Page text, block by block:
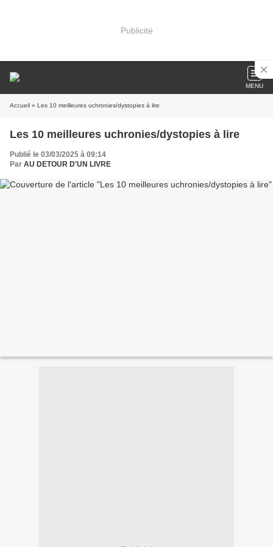
Publicité
MENU
Accueil » Les 10 meilleures uchronies/dystopies à lire
Les 10 meilleures uchronies/dystopies à lire
Publié le 03/03/2025 à 09:14
Par AU DETOUR D'UN LIVRE